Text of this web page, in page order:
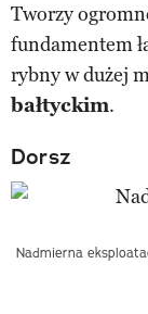
Tworzy
fundamentem
rybny w dużej
bałtyckim.
Dorsz
Nadmierna